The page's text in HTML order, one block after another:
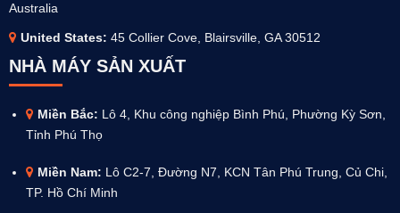
Australia
United States: 45 Collier Cove, Blairsville, GA 30512
NHÀ MÁY SẢN XUẤT
Miền Bắc: Lô 4, Khu công nghiệp Bình Phú, Phường Kỳ Sơn,
Tỉnh Phú Thọ
Miền Nam: Lô C2-7, Đường N7, KCN Tân Phú Trung, Củ Chi,
TP. Hồ Chí Minh